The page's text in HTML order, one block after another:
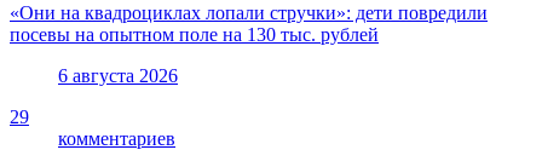
«Они на квадроциклах лопали стручки»: дети повредили
посевы на опытном поле на 130 тыс. рублей
6 августа 2026
29
комментариев